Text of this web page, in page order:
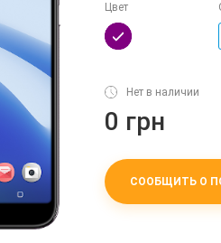
Цвет
Нет в наличии
0 грн
СООБЩИТЬ О